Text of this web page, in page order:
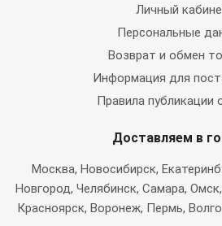
Личный
Персональные
Возврат и обмен
Информация для
Правила публикации
Доставляем в
Москва, Новосибирск,
Новгород, Челябинск, Самара,
Красноярск, Воронеж, Пермь,